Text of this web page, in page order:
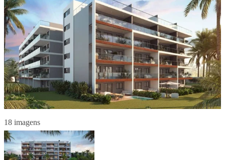
18 imagens